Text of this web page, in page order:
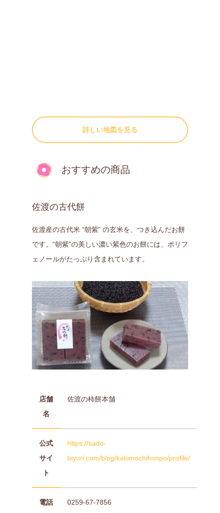
詳しい地図を見る
おすすめの商品
佐渡の古代餅
佐渡産の古代米 “朝紫” の玄米を、つき込んだお餅
です。“朝紫”の美しい濃い紫色のお餅には、ポリフ
ェノールがたっぷり含まれています。
店舗
名
佐渡の柿餅本舗
公式
サイ
ト
https://sado-
biyori.com/blog/kakimochihonpo/profile/
電話
0259-67-7856